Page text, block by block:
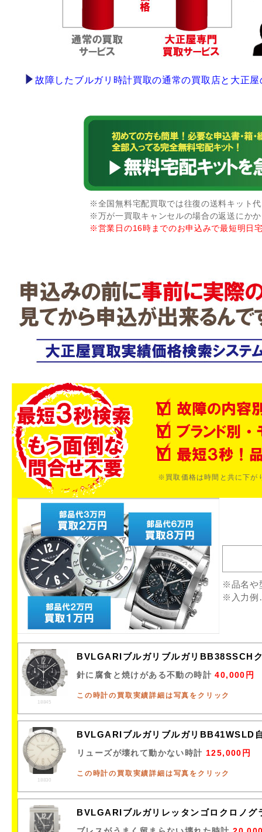
故障したブルガリ時計買取の通常の買取店と大正
※全国無料宅配買取では往復の送料キット
※万が一買取キャンセルの場合の返送にか
※営業日の16時までのお申込みで最短明日
※買取価格は時間と共に下が
※品名や
※入力例
18845
BVLGARIブルガリブルガリBB38SSCH
針に腐食と焼けがある不動の時計40,000円
この時計の買取実績詳細は写真をクリック
18830
BVLGARIブルガリブルガリBB41WSLD
リューズが壊れて動かない時計 125,000円
この時計の買取実績詳細は写真をクリック
BVLGARIブルガリレッタンゴロクロノ